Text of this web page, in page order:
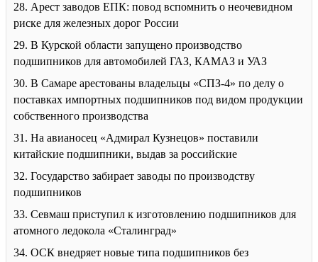
28. Арест заводов ЕПК: повод вспомнить о неочевидном
риске для железных дорог России
29. В Курской области запущено производство
подшипников для автомобилей ГАЗ, КАМАЗ и УАЗ
30. В Самаре арестованы владельцы «СПЗ-4» по делу о
поставках импортных подшипников под видом продукции
собственного производства
31. На авианосец «Адмирал Кузнецов» поставили
китайские подшипники, выдав за российские
32. Государство забирает заводы по производству
подшипников
33. Севмаш приступил к изготовлению подшипников для
атомного ледокола «Сталинград»
34. ОСК внедряет новые типа подшипников без